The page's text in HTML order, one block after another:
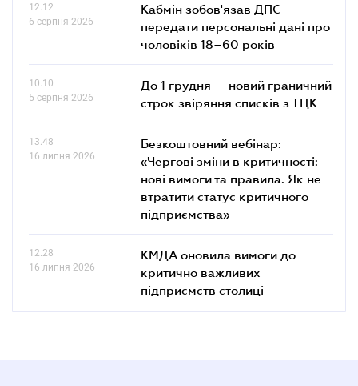
12.12
6 серпня 2026
Кабмін зобов'язав ДПС
передати персональні дані про
чоловіків 18–60 років
10.10
5 серпня 2026
До 1 грудня — новий граничний
строк звіряння списків з ТЦК
13.48
16 липня 2026
Безкоштовний вебінар:
«Чергові зміни в критичності:
нові вимоги та правила. Як не
втратити статус критичного
підприємства»
12.28
16 липня 2026
КМДА оновила вимоги до
критично важливих
підприємств столиці